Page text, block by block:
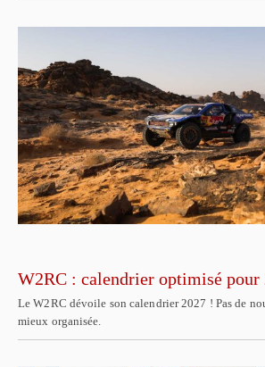
W2RC : calendrier optimisé pour
Le W2RC dévoile son calendrier 2027 ! Pas de
mieux organisée.